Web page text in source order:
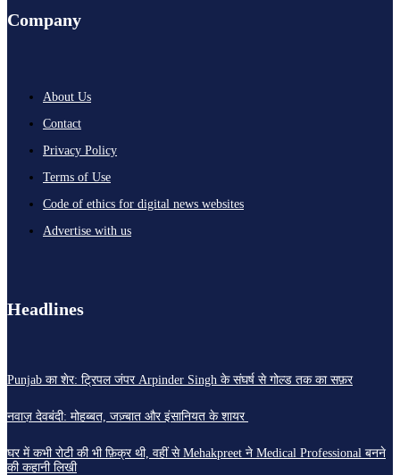
Company
About Us
Contact
Privacy Policy
Terms of Use
Code of ethics for digital news websites
Advertise with us
Headlines
Punjab का शेर: ट्रिपल जंपर Arpinder Singh के संघर्ष से गोल्ड तक का सफ़र
नवाज़ देवबंदी: मोहब्बत, जज़्बात और इंसानियत के शायर
घर में कभी रोटी की भी फ़िक्र थी, वहीं से Mehakpreet ने Medical Professional बनने
की कहानी लिखी